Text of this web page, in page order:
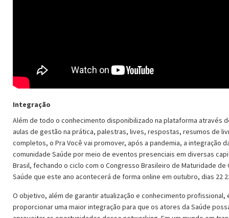
Integração
Além de todo o conhecimento disponibilizado na plataforma através
aulas de gestão na prática, palestras, lives, respostas, resumos de
completos, o Pra Você vai promover, após a pandemia, a integração
comunidade Saúde por meio de eventos presenciais em diversas
Brasil, fechando o ciclo com o Congresso Brasileiro de Maturidade de
Saúde que este ano acontecerá de forma online em outubro, dias 22
O objetivo, além de garantir atualização e conhecimento profissional,
proporcionar uma maior integração para que os atores da Saúde